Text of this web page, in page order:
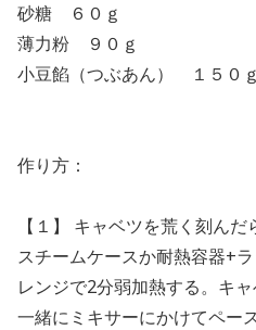
砂糖 ６０ｇ
薄力粉 ９０ｇ
小豆餡（つぶあん） １５０ｇ
作り方：
【１】 キャベツを荒く刻んだ
スチームケースか耐熱容器+ラ
レンジで2分弱加熱する。キ
一緒にミキサーにかけてペー